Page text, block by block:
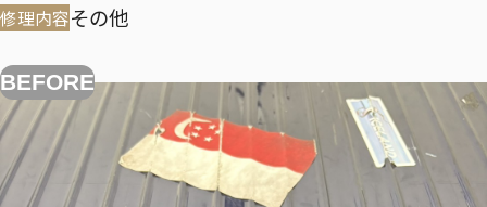
修理内容その他
BEFORE